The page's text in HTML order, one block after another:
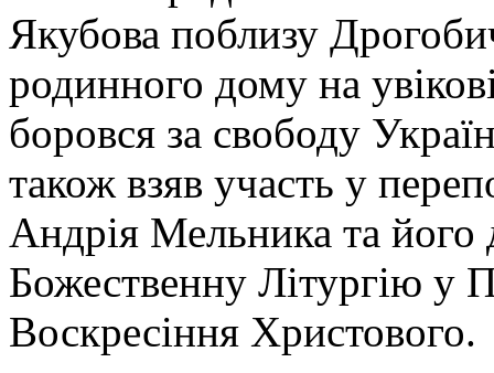
Якубова поблизу
родинного дому на
боровся за свободу
також взяв участь у
Андрія Мельника та
Божественну Літургію у
Воскресіння Христового.